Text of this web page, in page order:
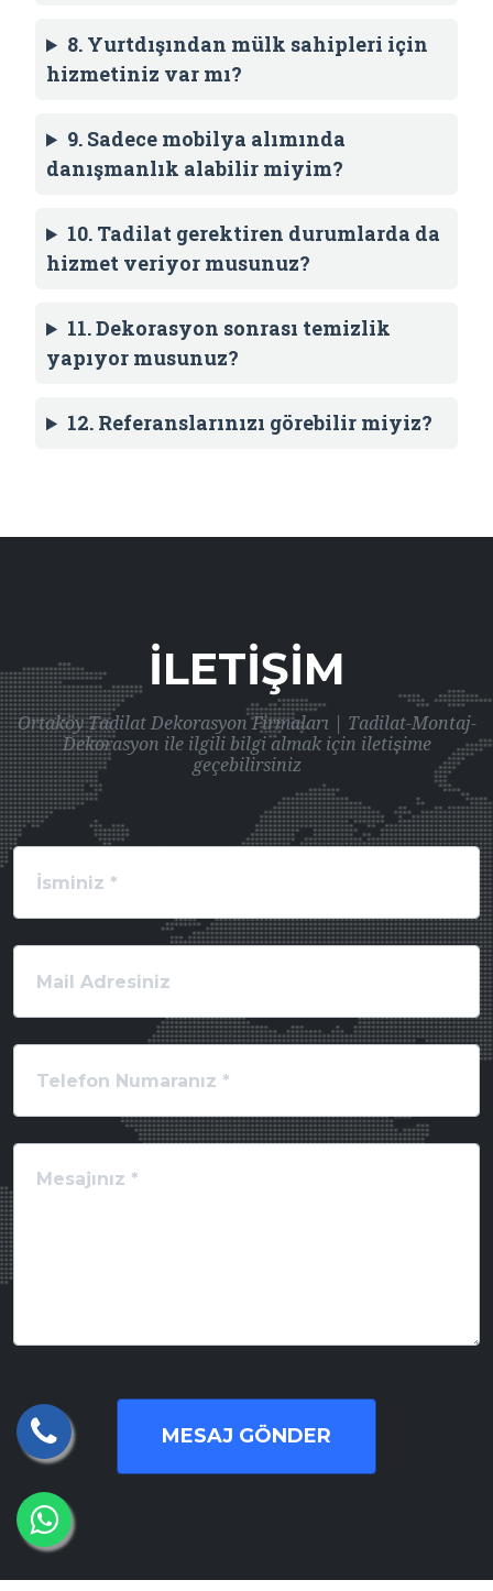
8. Yurtdışından mülk sahipleri için
hizmetiniz var mı?
9. Sadece mobilya alımında
danışmanlık alabilir miyim?
10. Tadilat gerektiren durumlarda da
hizmet veriyor musunuz?
11. Dekorasyon sonrası temizlik
yapıyor musunuz?
12. Referanslarınızı görebilir miyiz?
İLETIŞIM
Ortaköy Tadilat Dekorasyon Firmaları | Tadilat-Montaj-
Dekorasyon ile ilgili bilgi almak için iletişime
geçebilirsiniz
MESAJ GÖNDER